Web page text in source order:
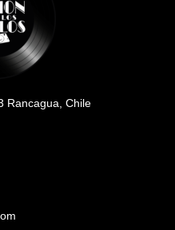
Rancagua, Chile